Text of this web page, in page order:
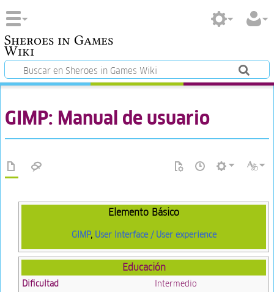
Sheroes in Games
Wiki
GIMP: Manual de usuario
Elemento Básico
GIMP, User Interface / User experience
Educación
Dificultad
Intermedio